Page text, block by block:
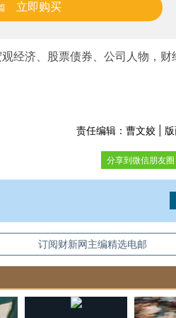
立即购买
观经济、股票债券、公司人物，
责任编辑：曹文姣 |
分享到微信朋友圈
确认即可刊登转载。
订阅财新网主编精选电邮